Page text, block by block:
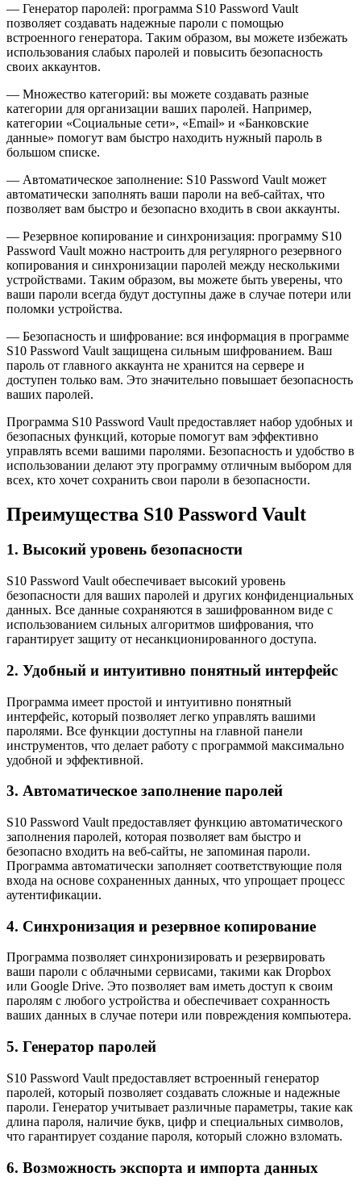
— Генератор паролей: программа S10 Password Vault
позволяет создавать надежные пароли с помощью
встроенного генератора. Таким образом, вы можете избежать
использования слабых паролей и повысить безопасность
своих аккаунтов.
— Множество категорий: вы можете создавать разные
категории для организации ваших паролей. Например,
категории «Социальные сети», «Email» и «Банковские
данные» помогут вам быстро находить нужный пароль в
большом списке.
— Автоматическое заполнение: S10 Password Vault может
автоматически заполнять ваши пароли на веб-сайтах, что
позволяет вам быстро и безопасно входить в свои аккаунты.
— Резервное копирование и синхронизация: программу S10
Password Vault можно настроить для регулярного резервного
копирования и синхронизации паролей между несколькими
устройствами. Таким образом, вы можете быть уверены, что
ваши пароли всегда будут доступны даже в случае потери или
поломки устройства.
— Безопасность и шифрование: вся информация в программе
S10 Password Vault защищена сильным шифрованием. Ваш
пароль от главного аккаунта не хранится на сервере и
доступен только вам. Это значительно повышает безопасность
ваших паролей.
Программа S10 Password Vault предоставляет набор удобных и
безопасных функций, которые помогут вам эффективно
управлять всеми вашими паролями. Безопасность и удобство в
использовании делают эту программу отличным выбором для
всех, кто хочет сохранить свои пароли в безопасности.
Преимущества S10 Password Vault
1. Высокий уровень безопасности
S10 Password Vault обеспечивает высокий уровень
безопасности для ваших паролей и других конфиденциальных
данных. Все данные сохраняются в зашифрованном виде с
использованием сильных алгоритмов шифрования, что
гарантирует защиту от несанкционированного доступа.
2. Удобный и интуитивно понятный интерфейс
Программа имеет простой и интуитивно понятный
интерфейс, который позволяет легко управлять вашими
паролями. Все функции доступны на главной панели
инструментов, что делает работу с программой максимально
удобной и эффективной.
3. Автоматическое заполнение паролей
S10 Password Vault предоставляет функцию автоматического
заполнения паролей, которая позволяет вам быстро и
безопасно входить на веб-сайты, не запоминая пароли.
Программа автоматически заполняет соответствующие поля
входа на основе сохраненных данных, что упрощает процесс
аутентификации.
4. Синхронизация и резервное копирование
Программа позволяет синхронизировать и резервировать
ваши пароли с облачными сервисами, такими как Dropbox
или Google Drive. Это позволяет вам иметь доступ к своим
паролям с любого устройства и обеспечивает сохранность
ваших данных в случае потери или повреждения компьютера.
5. Генератор паролей
S10 Password Vault предоставляет встроенный генератор
паролей, который позволяет создавать сложные и надежные
пароли. Генератор учитывает различные параметры, такие как
длина пароля, наличие букв, цифр и специальных символов,
что гарантирует создание пароля, который сложно взломать.
6. Возможность экспорта и импорта данных